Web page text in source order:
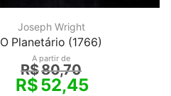
Joseph Wright
O Planetário (1766)
A partir de
R$80,70
R$52,45